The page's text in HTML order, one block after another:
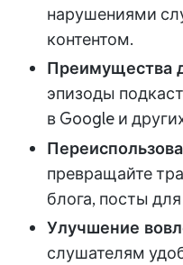
нарушениями
контентом.
Преимущества
эпизоды
в Google и
превращайте
блога, посты
Улучшение
слушателям